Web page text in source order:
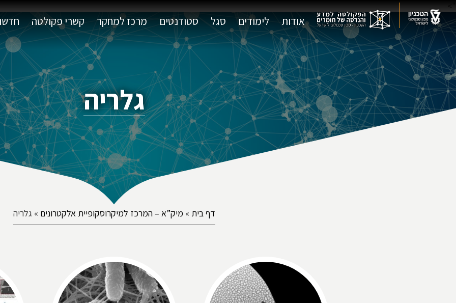
">
אודות לימודים סגל סטודנטים מרכז למחקר קשרי פקולטה
גלריה
דף בית » מיק”א – המרכז למיקרוסקופיית אלקטרונים » גלריה